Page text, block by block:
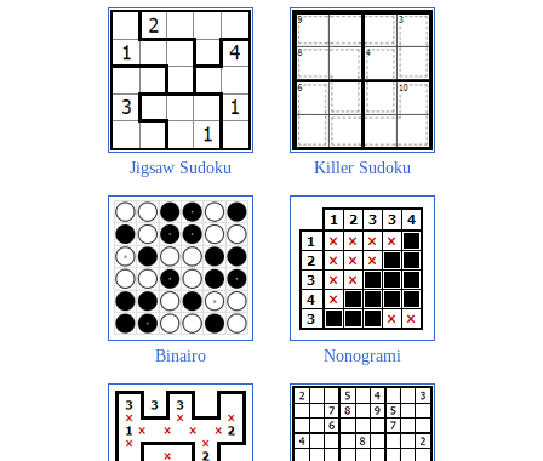
Jigsaw Sudoku Killer Sudoku
Binairo Nonogrami